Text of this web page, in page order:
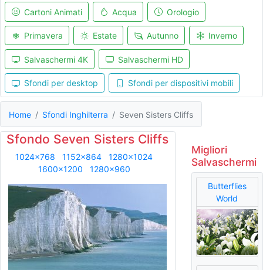
Cartoni Animati Acqua Orologio
Primavera Estate Autunno Inverno
Salvaschermi 4K Salvaschermi HD
Sfondi per desktop Sfondi per dispositivi mobili
Home Sfondi Inghilterra Seven Sisters Cliffs
Sfondo Seven Sisters Cliffs
1024x768 1152x864
1280x1024
1600x1200
1280x960
Migliori
Salvaschermi
Butterflies
World